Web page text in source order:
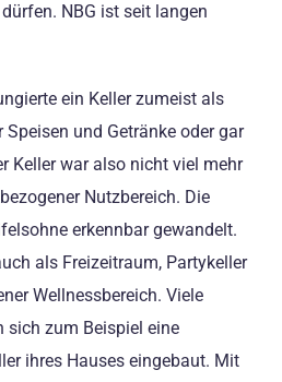
NBG ist seit langen
ein Keller zumeist als
und Getränke oder gar
Keller war also nicht viel mehr
Nutzbereich. Die
erkennbar gewandelt.
als Freizeitraum, Partykeller
Wellnessbereich. Viele
sich zum Beispiel eine
ihres Hauses eingebaut. Mit